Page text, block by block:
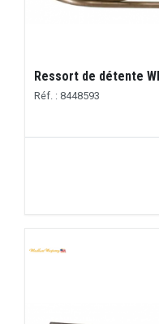
Ressort de détente
Réf. : 8448593